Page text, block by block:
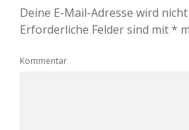
Deine E-Mail-Adresse wird
Erforderliche Felder sind mit*
Kommentar